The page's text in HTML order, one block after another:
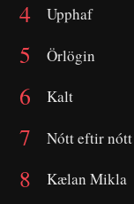
Upphaf
Örlögin
Kalt
Nótt eftir nótt
Kælan Mikla